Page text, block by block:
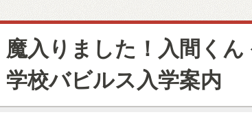
魔入りました！入間く
学校バビルス入学案内